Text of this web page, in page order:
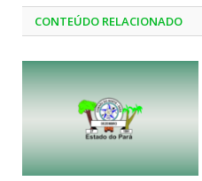
CONTEÚDO RELACIONADO